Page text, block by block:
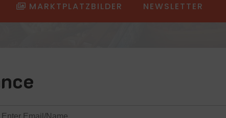
MARKTPLATZBILDER NEWSLETTER